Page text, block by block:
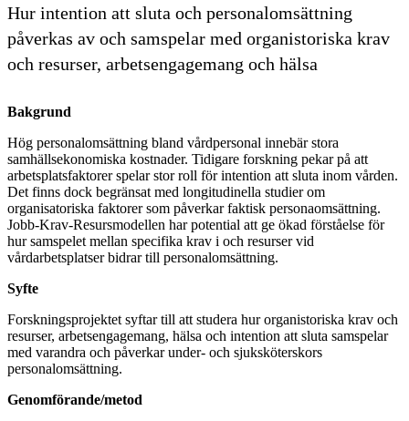
Hur intention att sluta och personalomsättning
påverkas av och samspelar med organistoriska krav
och resurser, arbetsengagemang och hälsa
Bakgrund
Hög personalomsättning bland vårdpersonal innebär stora
samhällsekonomiska kostnader. Tidigare forskning pekar på att
arbetsplatsfaktorer spelar stor roll för intention att sluta inom vården.
Det finns dock begränsat med longitudinella studier om
organisatoriska faktorer som påverkar faktisk personaomsättning.
Jobb-Krav-Resursmodellen har potential att ge ökad förståelse för
hur samspelet mellan specifika krav i och resurser vid
vårdarbetsplatser bidrar till personalomsättning.
Syfte
Forskningsprojektet syftar till att studera hur organistoriska krav och
resurser, arbetsengagemang, hälsa och intention att sluta samspelar
med varandra och påverkar under- och sjuksköterskors
personalomsättning.
Genomförande/metod